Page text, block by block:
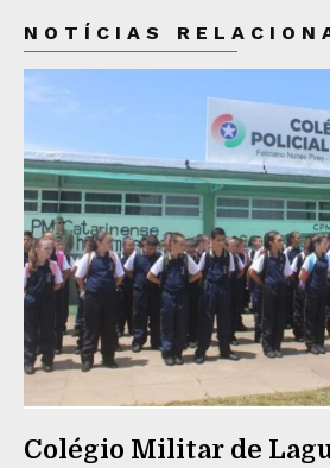
NOTÍCIAS
Colégio Militar de